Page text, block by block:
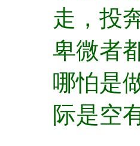
走，投
卑微者
哪怕是
际是空